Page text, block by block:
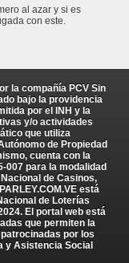
al azar y si es
con este.
la compañía PCV Sin
bajo la providencia
por el INH y la
y/o actividades
que utiliza
de Propiedad
cuenta con la
007 para la modalidad
de Casinos,
está
de Loterías
El portal web está
que permiten la
por los
y Asistencia Social